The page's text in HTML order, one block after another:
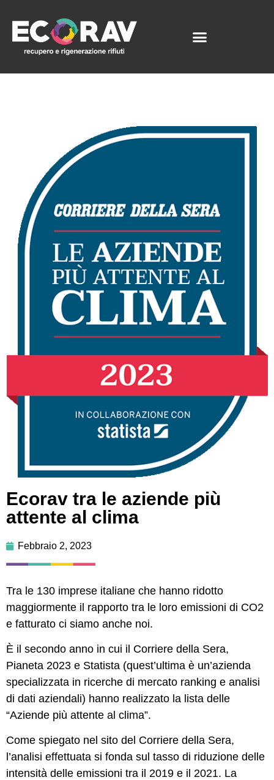
Ecorav tra le aziende più
attente al clima
Febbraio 2, 2023
Tra le 130 imprese italiane che hanno ridotto
maggiormente il rapporto tra le loro emissioni di CO2
e fatturato ci siamo anche noi.
È il secondo anno in cui il Corriere della Sera,
Pianeta 2023 e Statista (quest’ultima è un’azienda
specializzata in ricerche di mercato ranking e analisi
di dati aziendali) hanno realizzato la lista delle
“Aziende più attente al clima”.
Come spiegato nel sito del Corriere della Sera,
l’analisi effettuata si fonda sul tasso di riduzione delle
intensità delle emissioni tra il 2019 e il 2021. La